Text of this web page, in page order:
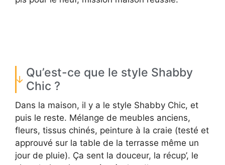
Qu’est-ce que le style Shabby
Chic ?
Dans la maison, il y a le style Shabby Chic, et
puis le reste. Mélange de meubles anciens,
fleurs, tissus chinés, peinture à la craie (testé et
approuvé sur la table de la terrasse même un
jour de pluie). Ça sent la douceur, la récup’, le